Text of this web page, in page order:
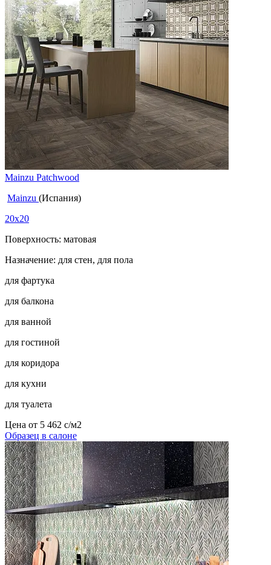
Mainzu Patchwood
Mainzu (Испания)
20x20
Поверхность: матовая
Назначение: для стен, для пола
для фартука
для балкона
для ванной
для гостиной
для коридора
для кухни
для туалета
Цена от 5 462 c/м2
Образец в салоне